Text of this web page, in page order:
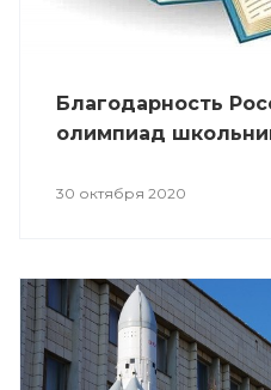
Благодарность
олимпиад
30 октября 2020